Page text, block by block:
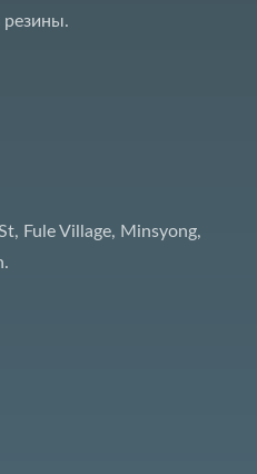
резины.
Fule Village, Minsyong,